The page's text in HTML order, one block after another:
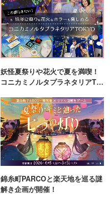
妖怪夏祭りや花火で夏を満喫！
コニカミノルタプラネタリアTO
錦糸町PARCOと楽天地を巡る謎
解き企画が開催！